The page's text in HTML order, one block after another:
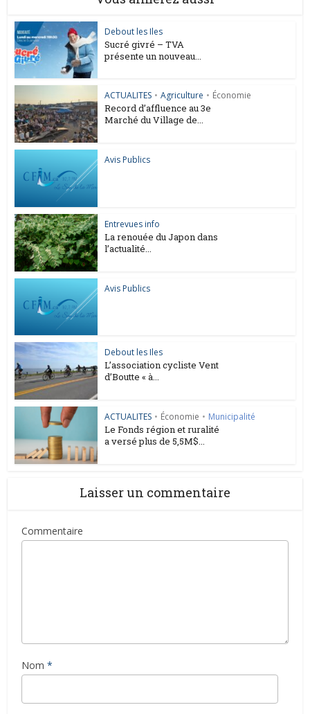
Debout les Iles
Sucré givré – TVA
présente un nouveau...
ACTUALITES • Agriculture • Économie
Record d’affluence au 3e
Marché du Village de...
Avis Publics
Entrevues info
La renouée du Japon dans
l’actualité...
Avis Publics
Debout les Iles
L’association cycliste Vent
d’Boutte « à...
ACTUALITES • Économie • Municipalité
Le Fonds région et ruralité
a versé plus de 5,5M$...
Laisser un commentaire
Commentaire
Nom *